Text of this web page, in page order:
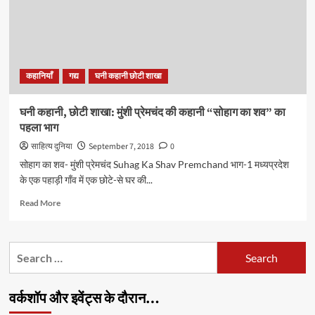
दूसरा
कहानियाँ गद्य घनी कहानी छोटी शाखा
घनी कहानी, छोटी शाखा: मुंशी प्रेमचंद की कहानी “सोहाग का शव” का
पहला भाग
साहित्य दुनिया September 7, 2018
0
सोहाग का शव- मुंशी प्रेमचंद Suhag Ka Shav Premchand भाग-1 मध्यप्रदेश
के एक पहाड़ी गाँव में एक छोटे-से घर की...
Read MoreRead
घनी
मुंशी
प्रेमचंद
वर्कशॉप और इवेंट्स के दौरान…